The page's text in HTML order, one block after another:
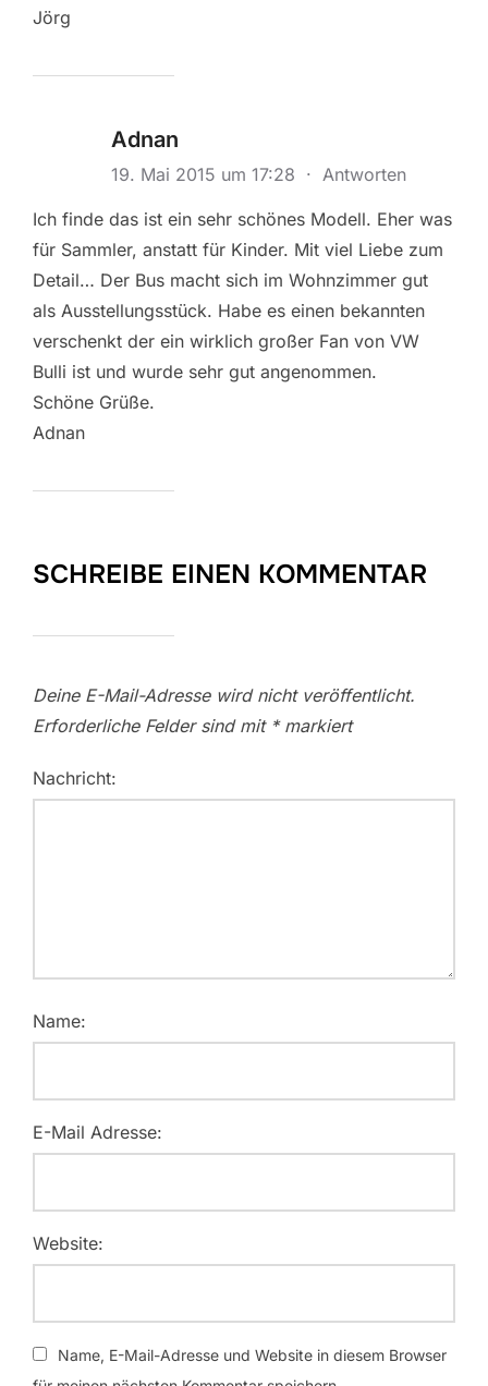
Jörg
Adnan
19. Mai 2015 um 17:28 · Antworten
Ich finde das ist ein sehr schönes Modell. Eher was
für Sammler, anstatt für Kinder. Mit viel Liebe zum
Detail… Der Bus macht sich im Wohnzimmer gut
als Ausstellungsstück. Habe es einen bekannten
verschenkt der ein wirklich großer Fan von VW
Bulli ist und wurde sehr gut angenommen.
Schöne Grüße.
Adnan
SCHREIBE EINEN KOMMENTAR
Deine E-Mail-Adresse wird nicht veröffentlicht.
Erforderliche Felder sind mit *markiert
Nachricht:
Name:
E-Mail Adresse:
Website:
Name, E-Mail-Adresse und Website in diesem Browser